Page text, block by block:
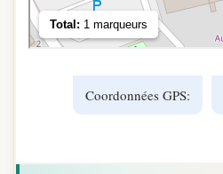
Coordonnées GPS: